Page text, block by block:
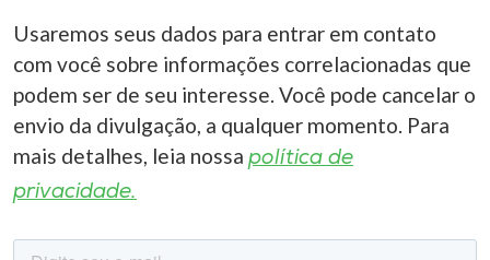
Usaremos seus dados para entrar em contato
com você sobre informações correlacionadas que
podem ser de seu interesse. Você pode cancelar o
envio da divulgação, a qualquer momento. Para
mais detalhes, leia nossa política de
privacidade.